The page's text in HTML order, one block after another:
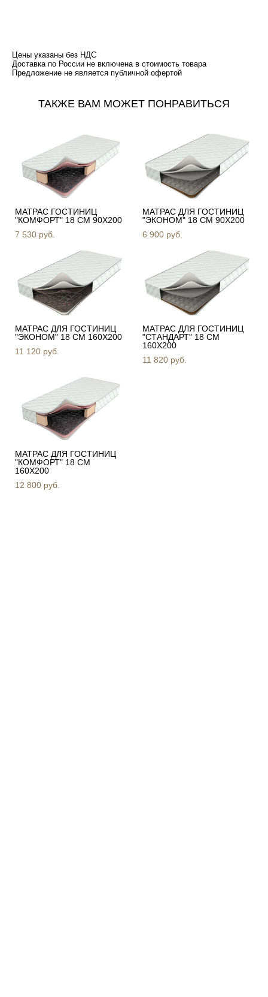
Цены указаны без НДС
Доставка по России не включена в стоимость товара
​Предложение не является публичной офертой
ТАКЖЕ ВАМ МОЖЕТ ПОНРАВИТЬСЯ
МАТРАС ГОСТИНИЦ
"КОМФОРТ" 18 СМ 90Х200
7 530 pуб.
МАТРАС ДЛЯ ГОСТИНИЦ
"ЭКОНОМ" 18 СМ 90Х200
6 900 pуб.
МАТРАС ДЛЯ ГОСТИНИЦ
"ЭКОНОМ" 18 СМ 160Х200
11 120 pуб.
МАТРАС ДЛЯ ГОСТИНИЦ
"СТАНДАРТ" 18 СМ
160Х200
11 820 pуб.
МАТРАС ДЛЯ ГОСТИНИЦ
"КОМФОРТ" 18 СМ
160Х200
12 800 pуб.